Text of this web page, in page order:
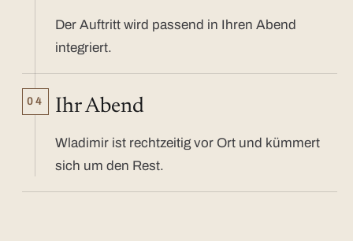
Der Auftritt wird passend in Ihren Abend
integriert.
04 Ihr Abend
Wladimir ist rechtzeitig vor Ort und kümmert
sich um den Rest.